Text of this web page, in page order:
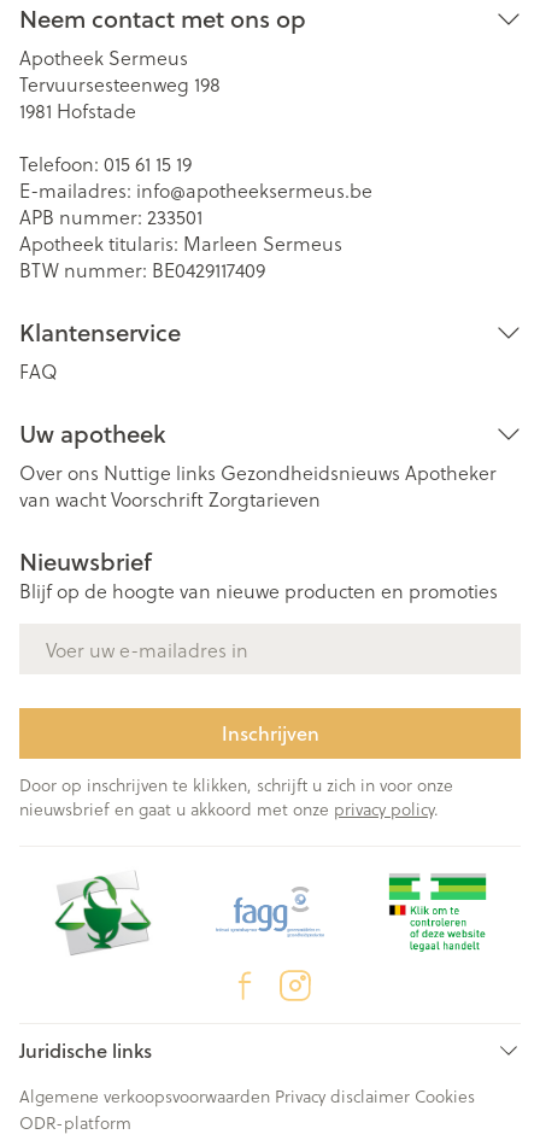
Neem contact met ons op
Apotheek Sermeus
Tervuursesteenweg 198
1981 Hofstade
Telefoon: 015 61 15 19
E-mailadres: info@apotheeksermeus.be
APB nummer: 233501
Apotheek titularis: Marleen Sermeus
BTW nummer: BE0429117409
Klantenservice
FAQ
Uw apotheek
Over ons Nuttige links Gezondheidsnieuws Apotheker
van wachtVoorschriftZorgtarieven
Nieuwsbrief
Blijf op de hoogte van nieuwe producten en promoties
Inschrijven
Door op inschrijven te klikken, schrijft u zich in voor onze
nieuwsbrief en gaat u akkoord met onze privacy policy.
Juridische links
Algemene verkoopsvoorwaarden Privacy disclaimer Cookies
ODR-platform